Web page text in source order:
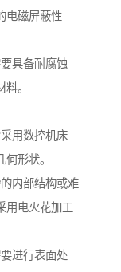
电磁屏蔽性
具备耐腐蚀
。
用数控机床
形状。
内部结构或难
用电火花加工
进行表面处